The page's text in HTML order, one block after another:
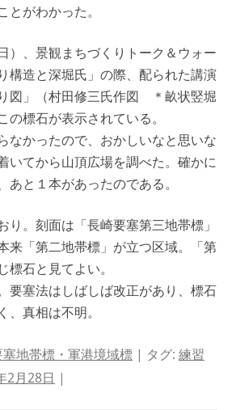
がわかった。
）、景観まちづくりトーク＆ウォー
構造と深堀氏」の際、配られた講演
図」（村田修三氏作図 ＊畝状竪堀
の標石が表示されている。
なかったので、おかしいなと思いな
いてから山頂広場を調べた。確かに
あと１本があったのである。
り。刻面は「長崎要塞第三地帯標」
来「第二地帯標」が立つ区域。「第
標石と見てよい。
要塞法はしばしば改正があり、標石
真相は不明。
地帯標・軍港境域標 | タグ: 練習
2月28日 |